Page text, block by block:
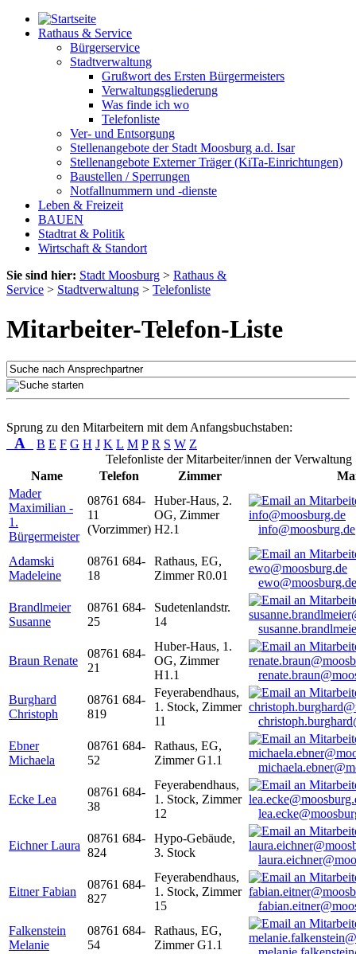
Rathaus & Service
Bürgerservice
Stadtverwaltung
Grußwort des Ersten Bürgermeisters
Verwaltungsgliederung
Was finde ich wo
Telefonliste
Ver- und Entsorgung
Stellenangebote der Stadt Moosburg a.d. Isar
Stellenangebote Externer Träger (KiTa-Einrichtungen)
Baustellen / Sperrungen
Notfallnummern und -dienste
Leben & Freizeit
BAUEN
Stadtrat & Politik
Wirtschaft & Standort
Sie sind hier: Stadt Moosburg > Rathaus &
Service > Stadtverwaltung > Telefonliste
Mitarbeiter-Telefon-Liste
Sprung zu den Mitarbeitern mit dem Anfangsbuchstaben:
A B E F G H J K L M P R S W Z
Telefonliste der Mitarbeiter/innen der Verwaltung
Name
Telefon Zimmer
Mader
Maximilian -
1.
Bürgermeister
08761 684-
11
(Vorzimmer)
Huber-Haus, 2.
OG, Zimmer
H2.1
info@moosburg.de
Adamski
Madeleine
08761 684-
18
Rathaus, EG,
Zimmer R0.01
ewo@moosburg.de
Brandlmeier
Susanne
08761 684-
25
Sudetenlandstr.
14
Braun Renate
08761 684-
21
Huber-Haus, 1.
OG, Zimmer
H1.1
Burghard
Christoph
08761 684-
819
Feyerabendhaus,
1. Stock, Zimmer
11
Ebner
Michaela
08761 684-
52
Rathaus, EG,
Zimmer G1.1
Ecke Lea
08761 684-
38
Feyerabendhaus,
1. Stock, Zimmer
12
Eichner Laura
08761 684-
824
Hypo-Gebäude,
3. Stock
Eitner Fabian
08761 684-
827
Feyerabendhaus,
1. Stock, Zimmer
15
Falkenstein
Melanie
08761 684-
54
Rathaus, EG,
Zimmer G1.1